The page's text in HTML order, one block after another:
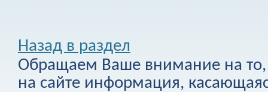
Назад в раздел
Обращаем Ваше внимание на то,
на сайте информация,